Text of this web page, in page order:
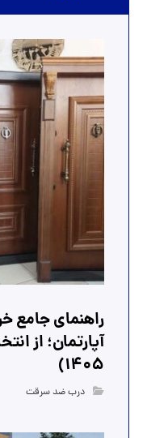
راهنمای
آپارتمان؛ از
1405)
درب ضد سرقت